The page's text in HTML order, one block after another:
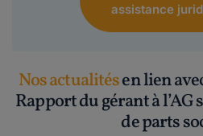
assistance
Nos actualitésen lien
Rapport du gérant à
de parts